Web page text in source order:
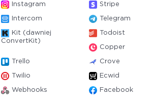
Instagram Stripe
Intercom Telegram
Kit (dawniej
ConvertKit)
Todoist
Copper
Trello Crove
Twilio Ecwid
Webhooks Facebook